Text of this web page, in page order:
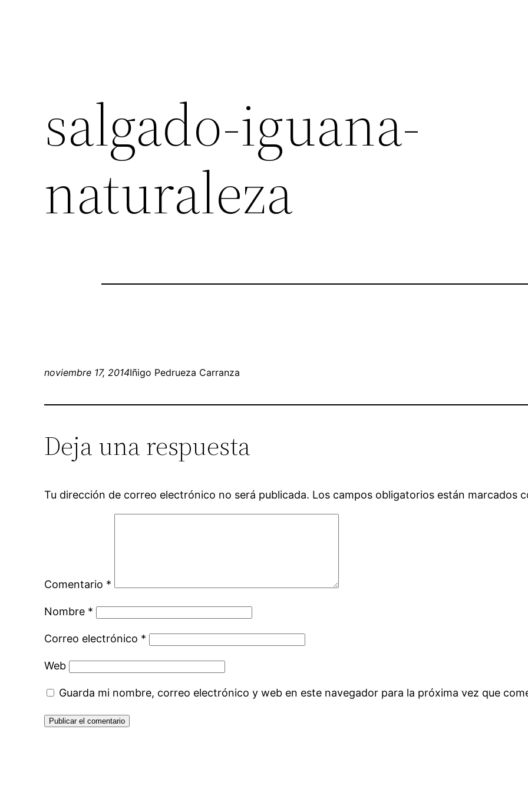
salgado-iguana-
naturaleza
noviembre 17, 2014Iñigo Pedrueza Carranza
Deja una respuesta
Tu dirección de correo electrónico no será publicada. Los campos obligatorios están marcados
Comentario *
Nombre *
Correo electrónico *
Web
Guarda mi nombre, correo electrónico y web en este navegador para la próxima vez que